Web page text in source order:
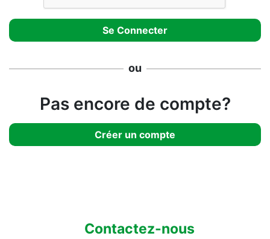
ou
Pas encore de compte?
Créer un compte
Contactez-nous